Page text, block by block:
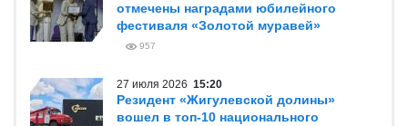
отмечены наградами юбилейного
фестиваля «Золотой муравей»
957
27 июля 2026 15:20
Резидент «Жигулевской долины»
вошел в топ-10 национального